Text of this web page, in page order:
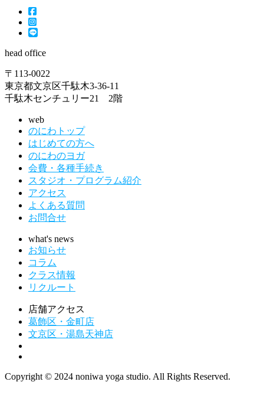
head office
〒113-0022
東京都文京区千駄木3-36-11
千駄木センチュリー21 2階
web
のにわトップ
はじめての方へ
のにわのヨガ
会費・各種手続き
スタジオ・プログラム紹介
アクセス
よくある質問
お問合せ
what's news
お知らせ
コラム
クラス情報
リクルート
店舗アクセス
葛飾区・金町店
文京区・湯島天神店
Copyright © 2024 noniwa yoga studio. All Rights Reserved.